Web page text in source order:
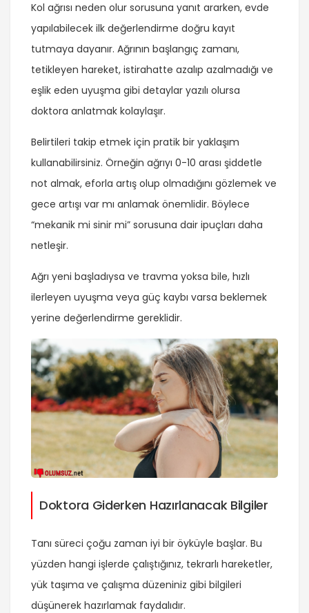
Kol ağrısı neden olur sorusuna yanıt ararken, evde
yapılabilecek ilk değerlendirme doğru kayıt
tutmaya dayanır. Ağrının başlangıç zamanı,
tetikleyen hareket, istirahatte azalıp azalmadığı ve
eşlik eden uyuşma gibi detaylar yazılı olursa
doktora anlatmak kolaylaşır.
Belirtileri takip etmek için pratik bir yaklaşım
kullanabilirsiniz. Örneğin ağrıyı 0-10 arası şiddetle
not almak, eforla artış olup olmadığını gözlemek ve
gece artışı var mı anlamak önemlidir. Böylece
“mekanik mi sinir mi” sorusuna dair ipuçları daha
netleşir.
Ağrı yeni başladıysa ve travma yoksa bile, hızlı
ilerleyen uyuşma veya güç kaybı varsa beklemek
yerine değerlendirme gereklidir.
Doktora Giderken Hazırlanacak Bilgiler
Tanı süreci çoğu zaman iyi bir öyküyle başlar. Bu
yüzden hangi işlerde çalıştığınız, tekrarlı hareketler,
yük taşıma ve çalışma düzeniniz gibi bilgileri
düşünerek hazırlamak faydalıdır.